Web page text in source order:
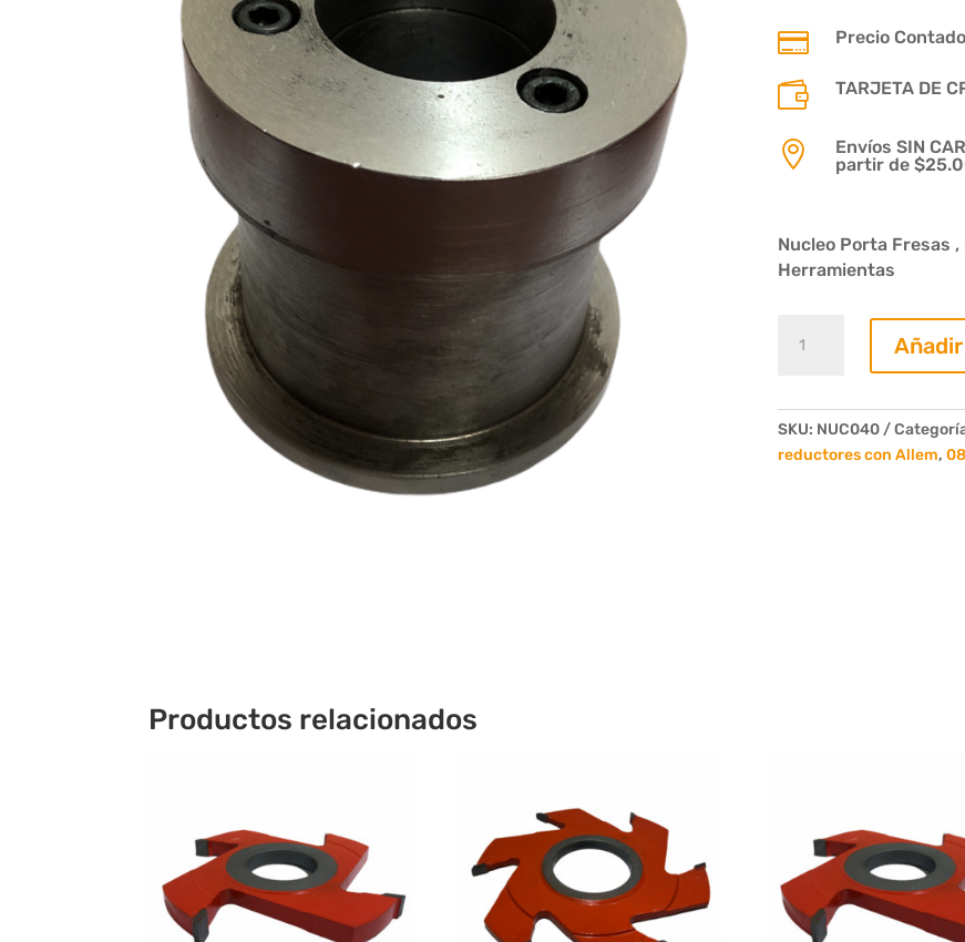
 Precio
 TARJETA DE

Envíos SIN
partir de
Nucleo Porta Fresas
Herramientas
Porta
Útil
040mm
SKU: NUC040
reductores con Allem,
Productos relacionados